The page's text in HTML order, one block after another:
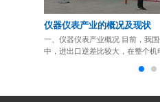
仪器仪表产业的概况及现状
一、仪器仪表产业概况 目前，我
中，进出口逆差比较大，在整个机